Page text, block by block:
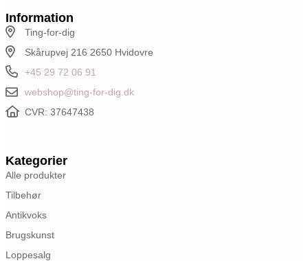
Information
Ting-for-dig
Skårupvej 216 2650 Hvidovre
+45 29 72 06 91
webshop@ting-for-dig.dk
CVR: 37647438
Kategorier
Alle produkter
Tilbehør
Antikvoks
Brugskunst
Loppesalg